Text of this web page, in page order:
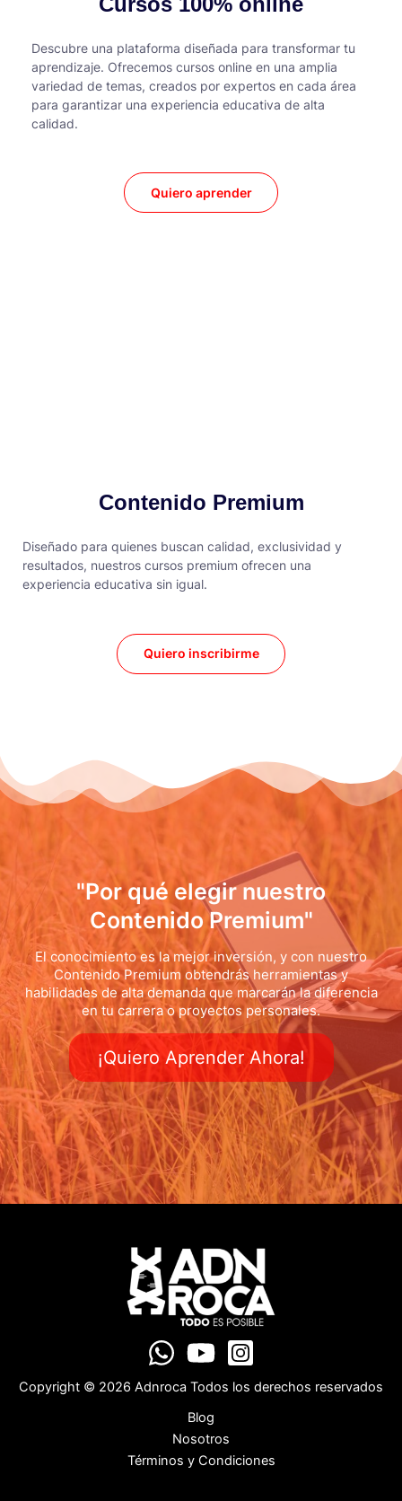
Descubre una plataforma diseñada para transformar tu
aprendizaje. Ofrecemos cursos online en una amplia
variedad de temas, creados por expertos en cada área
para garantizar una experiencia educativa de alta
calidad.
Quiero aprender
Contenido Premium
Diseñado para quienes buscan calidad, exclusividad y
resultados, nuestros cursos premium ofrecen una
experiencia educativa sin igual.
Quiero inscribirme
"Por qué elegir nuestro
Contenido Premium"
El conocimiento es la mejor inversión, y con nuestro
Contenido Premium obtendrás herramientas y
habilidades de alta demanda que marcarán la diferencia
en tu carrera o proyectos personales.
¡Quiero Aprender Ahora!
Copyright © 2026 Adnroca Todos los derechos reservados
Blog
Nosotros
Términos y Condiciones